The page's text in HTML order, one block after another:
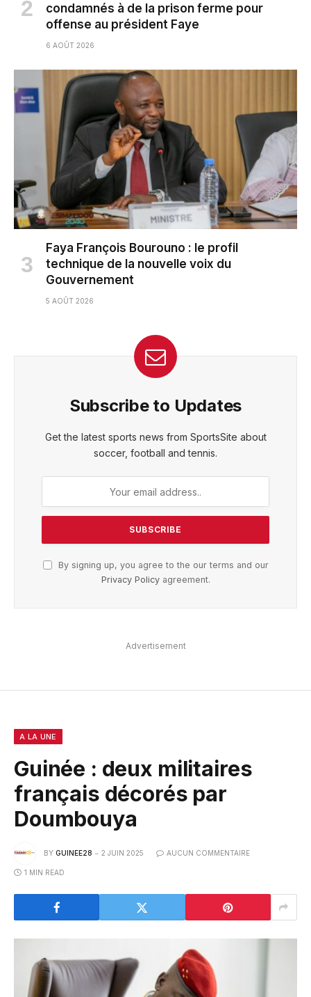
condamnés à de la prison ferme pour
offense au président Faye
6 AOÛT 2026
Faya François Bourouno : le profil
technique de la nouvelle voix du
Gouvernement
5 AOÛT 2026
Subscribe to Updates
Get the latest sports news from SportsSite about
soccer, football and tennis.
By signing up, you agree to the our terms and our
Privacy Policyagreement.
Advertisement
A LA UNE
Guinée : deux militaires
français décorés par
Doumbouya
BY GUINEE28 2 JUIN 2025 AUCUN COMMENTAIRE
1 MIN READ